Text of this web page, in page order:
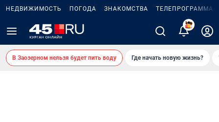
НЕДВИЖИМОСТЬ ПОГОДА ЗНАКОМСТВА ТЕЛЕПРОГРАММА
2
В Заозерном нельзя будет пить воду Где начать новую жизнь?